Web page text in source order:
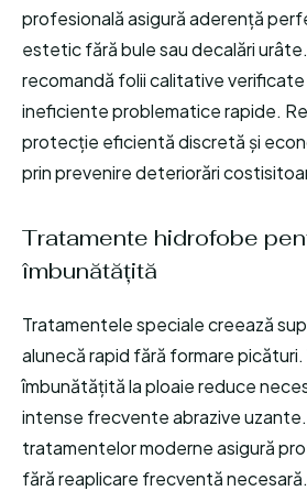
profesională asigură aderență
estetic fără bule sau decalări
recomandă folii calitative
ineficiente problematice rapide.
protecție eficientă discretă și
prin prevenire deteriorări
Tratamente hidrofobe
îmbunătățită
Tratamentele speciale creează
alunecă rapid fără formare
îmbunătățită la ploaie reduce
intense frecvente abrazive
tratamentelor moderne asigură
fără reaplicare frecventă